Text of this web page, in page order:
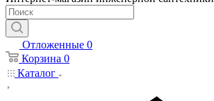
Отложенные 0
Корзина 0
Каталог